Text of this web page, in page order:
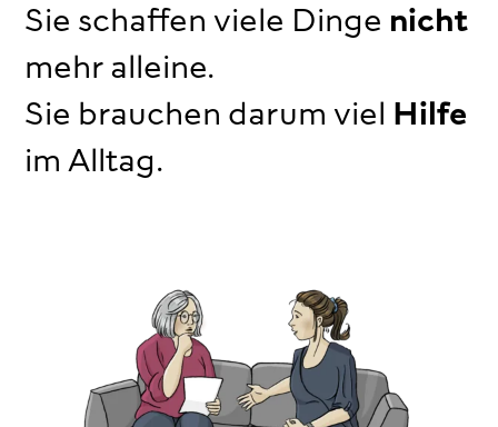
Sie schaffen viele Dinge nicht
mehr alleine.
Sie brauchen darum viel Hilfe
im Alltag.